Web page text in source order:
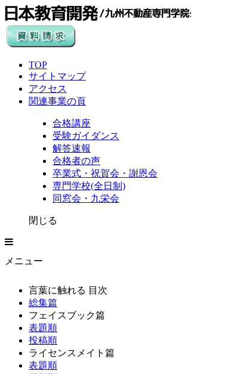
TOP
サイトマップ
アクセス
関連事業の頁
合格講座
受験ガイダンス
解答速報
合格者の声
卒業式・祝賀会・謝恩会
専門学校(全日制)
同窓会・九栄会
閉じる
メニュー
言葉に触れる 目次
総集篇
フェイスブック篇
表題順
投稿順
ライセンスメイト篇
表題順